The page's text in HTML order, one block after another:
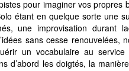
pour imaginer vos propres
étant en quelque sorte une
une improvisation durant
sans cesse renouvelées,
un vocabulaire au
d’abord les doigtés, la